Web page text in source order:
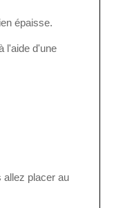
épaisse.
l'aide d'une
allez placer au